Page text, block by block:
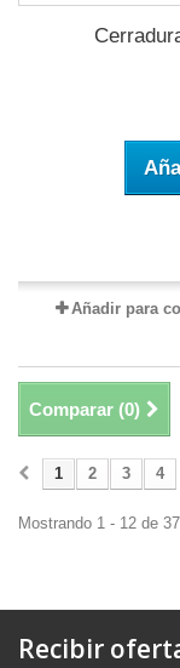
Añadir para
Comparar (0)
1 2 3 4
Mostrando 1 - 12 de 37
Recibir